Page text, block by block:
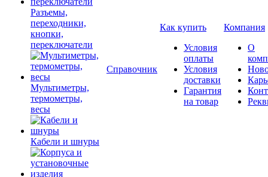
Разъемы,
переходники,
кнопки,
переключатели
Мультиметры,
термометры,
весы
Кабели и шнуры
Справочник
Как купить
Условия
оплаты
Условия
доставки
Гарантия
на товар
Компания
О